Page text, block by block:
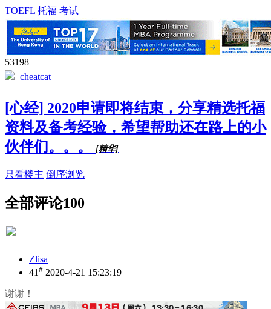
TOEFL 托福 考试
53198
cheatcat
[心经] 2020申请即将结束，分享精选托福
资料及备考经验，希望帮助还在路上的小
伙伴们。。。
[精华]
只看楼主 倒序浏览
全部评论100
Zlisa
41 # 2020-4-21 15:23:19
谢谢！